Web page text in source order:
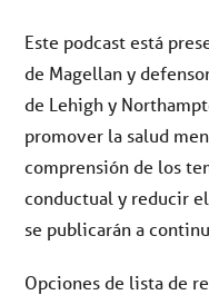
Este podcast está
de Magellan y
de Lehigh y
promover la salud
comprensión de los
conductual y reducir
se publicarán a
Opciones de lista de